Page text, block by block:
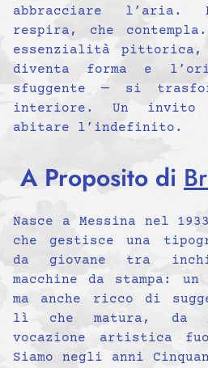
abbracciare l’aria.
respira, che
essenzialità
diventa forma e
sfuggente — si
interiore. Un invito
abitare l’indefinito.
A Proposito di
Nasce a Messina nel
che gestisce una
da giovane tra
macchine da stampa:
ma anche ricco di
lì che matura, da
vocazione artistica
Siamo negli anni